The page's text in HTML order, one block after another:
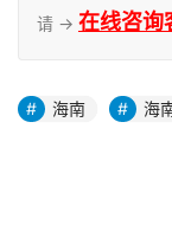
请 → 在线咨询
海南 海